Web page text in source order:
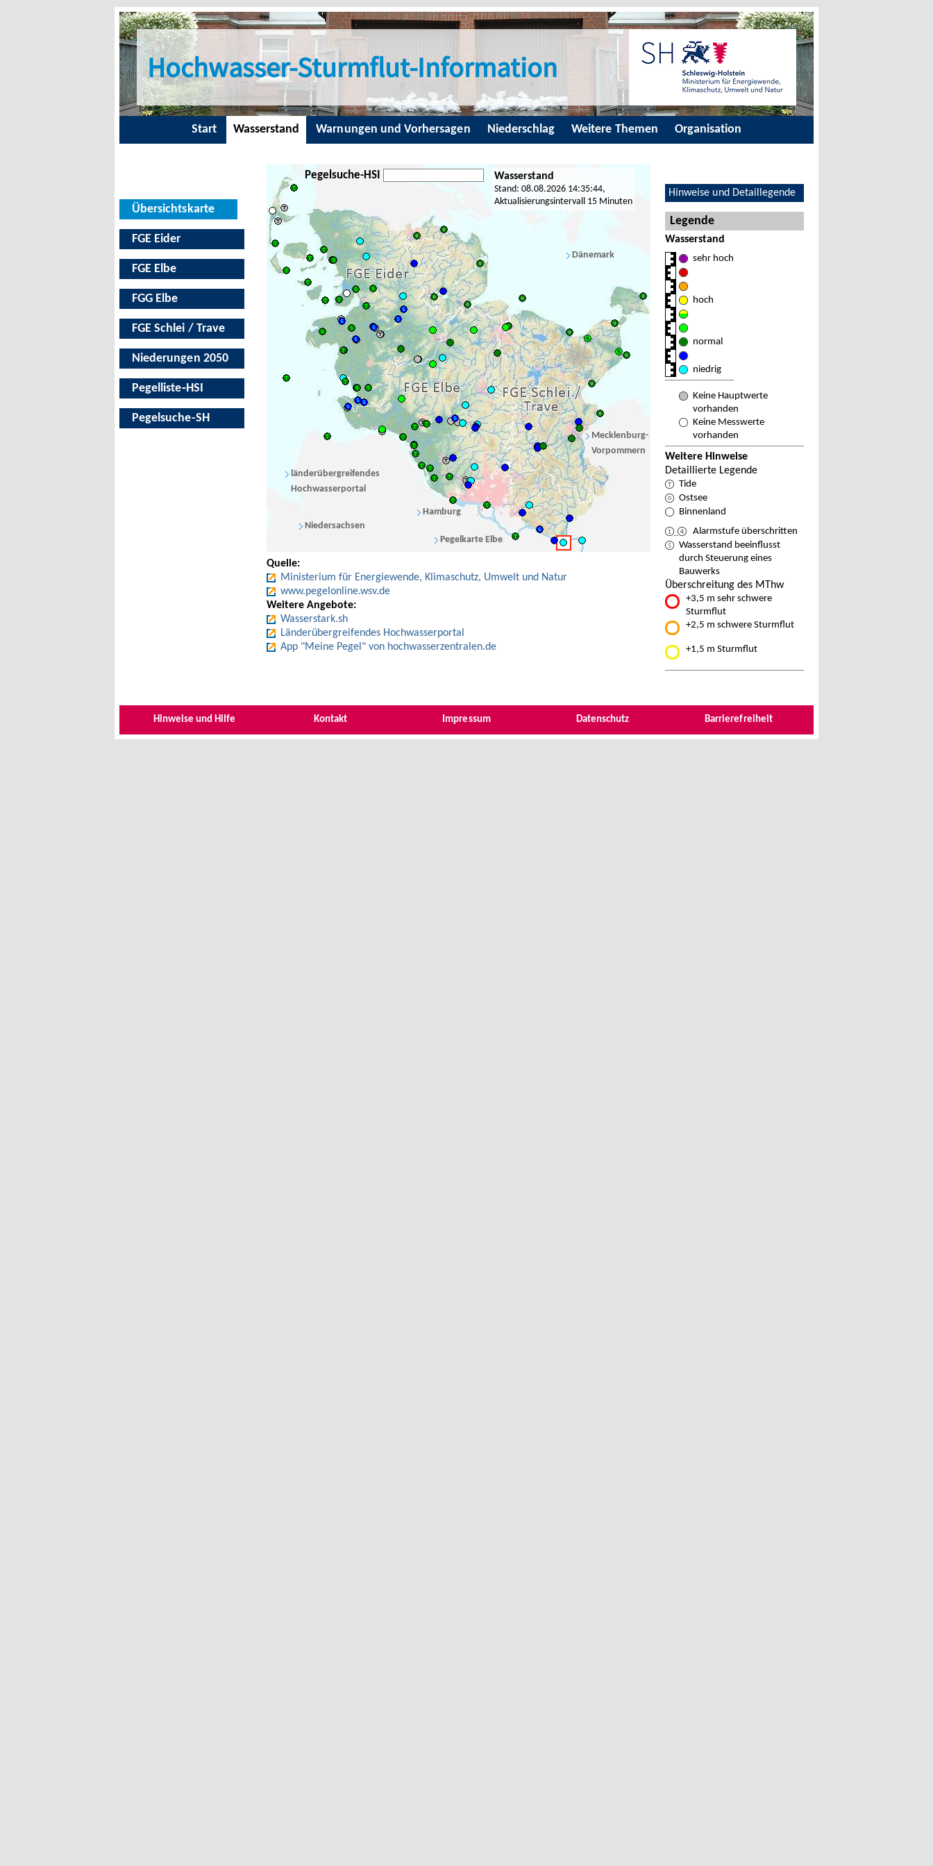
Hochwasser-Sturmflut-Information
Start Wasserstand Warnungen und Vorhersagen Niederschlag Weitere Themen Organisation
Übersichtskarte
FGE Eider
FGE Elbe
FGG Elbe
FGE Schlei / Trave
Niederungen 2050
Pegelliste‑HSI
Pegelsuche-SH
Pegelsuche-HSI Wasserstand
Stand: 08.08.2026 14:35:44,
Aktualisierungsintervall 15 Minuten
Pegelkarte Elbe
Niedersachsen
Hamburg
Mecklenburg-
Vorpommern
länderübergreifendes
Hochwasserportal
Dänemark
Quelle:
Ministerium für Energiewende, Klimaschutz, Umwelt und Natur
www.pegelonline.wsv.de
Weitere Angebote:
Wasserstark.sh
Länderübergreifendes Hochwasserportal
App "Meine Pegel" von hochwasserzentralen.de
Hinweise und Detaillegende
Legende
Wasserstand
sehr hoch
hoch
normal
niedrig
Keine Hauptwerte
vorhanden
Keine Messwerte
vorhanden
Weitere Hinweise
Detaillierte Legende
Tide
Ostsee
Binnenland
Alarmstufe überschritten
Wasserstand beeinflusst
durch Steuerung eines
Bauwerks
Überschreitung des MThw
+3,5 m sehr schwere
Sturmflut
+2,5 m schwere Sturmflut
+1,5 m Sturmflut
Hinweise und Hilfe Kontakt Impressum Datenschutz Barrierefreiheit